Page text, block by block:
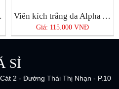
Viên kích trắng da Alpha Arbutin
Giá: 115.000 VNĐ
SỈ
2 - Đường Thái Thị Nhạn - P.10